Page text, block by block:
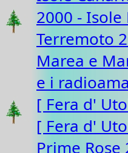
2000 -
Terremoto
Marea e
e i
[ Fera d'
[ Fera d'
Prime Rose